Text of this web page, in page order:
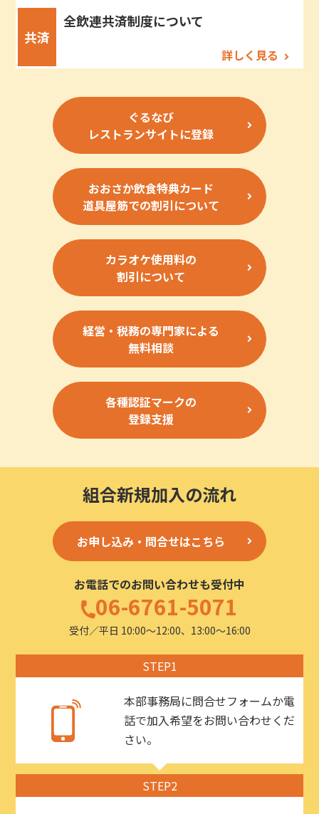
共済
全飲連共済制度について
詳しく見る
ぐるなび
レストランサイトに登録
おおさか飲食特典カード
道具屋筋での割引について
カラオケ使用料の
割引について
経営・税務の専門家による
無料相談
各種認証マークの
登録支援
組合新規加入の流れ
お申し込み・問合せはこちら
お電話でのお問い合わせも受付中
06-6761-5071
受付／平日 10:00〜12:00、13:00〜16:00
STEP1
本部事務局に問合せフォームか電
話で加入希望をお問い合わせくだ
さい。
STEP2